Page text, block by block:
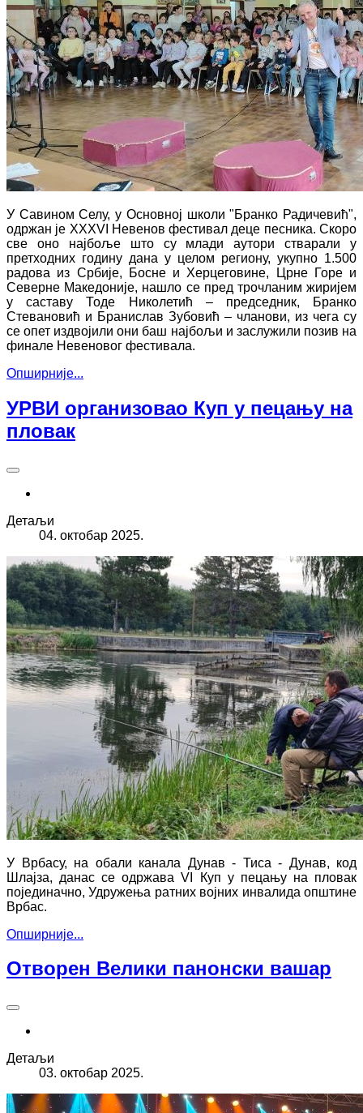
У Савином Селу, у Основној школи "Бранко Радичевић",
одржан је XXXVI Невенов фестивал деце песника. Скоро
све оно најбоље што су млади аутори стварали у
претходних годину дана у целом региону, укупно 1.500
радова из Србије, Босне и Херцеговине, Црне Горе и
Северне Македоније, нашло се пред трочланим жиријем
у саставу Тоде Николетић – председник, Бранко
Стевановић и Бранислав Зубовић – чланови, из чега су
се опет издвојили они баш најбољи и заслужили позив на
финале Невеновог фестивала.
Опширније...
УРВИ организовао Куп у пецању на
пловак
Детаљи
04. октобар 2025.
У Врбасу, на обали канала Дунав - Тиса - Дунав, код
Шлајза, данас се одржава VI Куп у пецању на пловак
појединачно, Удружења ратних војних инвалида општине
Врбас.
Опширније...
Отворен Велики панонски вашар
Детаљи
03. октобар 2025.